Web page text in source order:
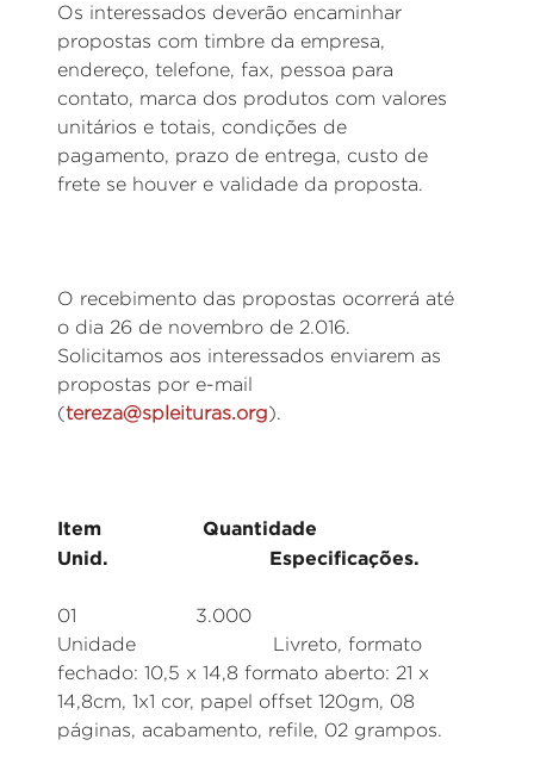
Os interessados deverão encaminhar
propostas com timbre da empresa,
endereço, telefone, fax, pessoa para
contato, marca dos produtos com valores
unitários e totais, condições de
pagamento, prazo de entrega, custo de
frete se houver e validade da proposta.
O recebimento das propostas ocorrerá até
o dia 26 de novembro de 2.016.
Solicitamos aos interessados enviarem as
propostas por e-mail
(tereza@spleituras.org).
Item Quantidade
Unid. Especificações.
01 3.000
Unidade Livreto, formato
fechado: 10,5 x 14,8 formato aberto: 21 x
14,8cm, 1x1 cor, papel offset 120gm, 08
páginas, acabamento, refile, 02 grampos.